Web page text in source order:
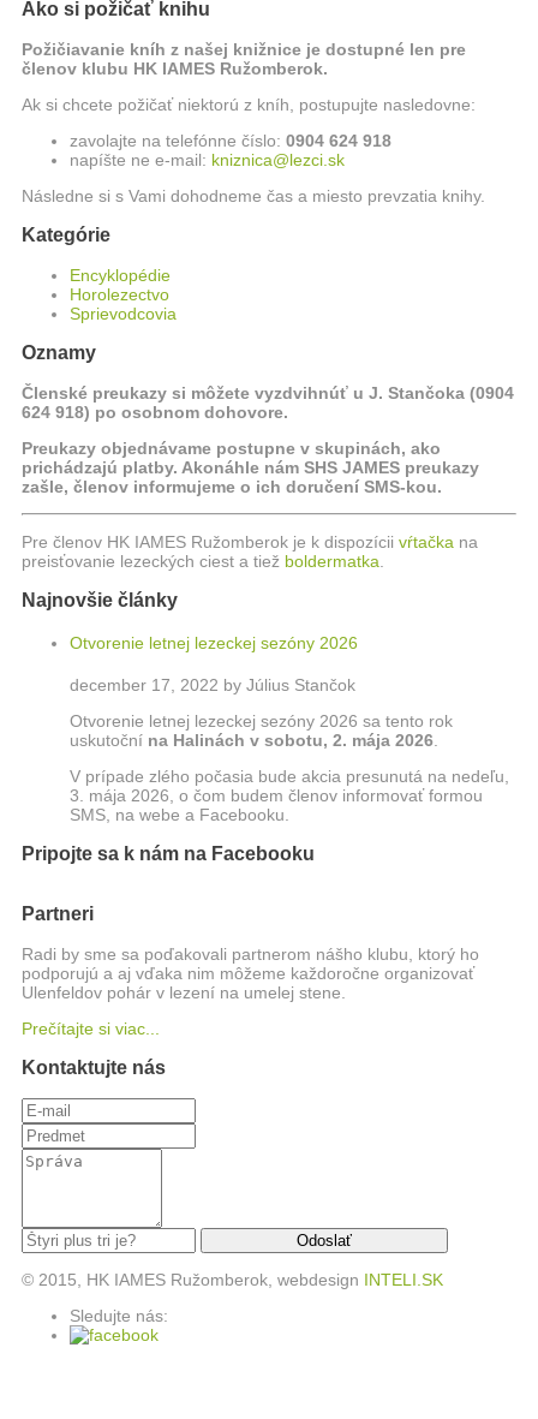
Ako si požičať knihu
Požičiavanie kníh z našej knižnice je dostupné len pre
členov klubu HK IAMES Ružomberok.
Ak si chcete požičať niektorú z kníh, postupujte nasledovne:
zavolajte na telefónne číslo: 0904 624 918
napíšte ne e-mail: kniznica@lezci.sk
Následne si s Vami dohodneme čas a miesto prevzatia knihy.
Kategórie
Encyklopédie
Horolezectvo
Sprievodcovia
Oznamy
Členské preukazy si môžete vyzdvihnúť u J. Stančoka (0904
624 918) po osobnom dohovore.
Preukazy objednávame postupne v skupinách, ako
prichádzajú platby. Akonáhle nám SHS JAMES preukazy
zašle, členov informujeme o ich doručení SMS-kou.
Pre členov HK IAMES Ružomberok je k dispozícii vŕtačka na
preisťovanie lezeckých ciest a tiež boldermatka
Najnovšie články
Otvorenie letnej lezeckej sezóny 2026
december 17, 2022 by Július Stančok
Otvorenie letnej lezeckej sezóny 2026 sa tento rok
uskutoční na Halinách v sobotu, 2. mája 2026
V prípade zlého počasia bude akcia presunutá na nedeľu,
3. mája 2026, o čom budem členov informovať formou
SMS, na webe a Facebooku.
Pripojte sa k nám na Facebooku
Partneri
Radi by sme sa poďakovali partnerom nášho klubu, ktorý ho
podporujú a aj vďaka nim môžeme každoročne organizovať
Ulenfeldov pohár v lezení na umelej stene.
Prečítajte si viac...
Kontaktujte nás
© 2015, HK IAMES Ružomberok, webdesign INTELI.SK
Sledujte nás: